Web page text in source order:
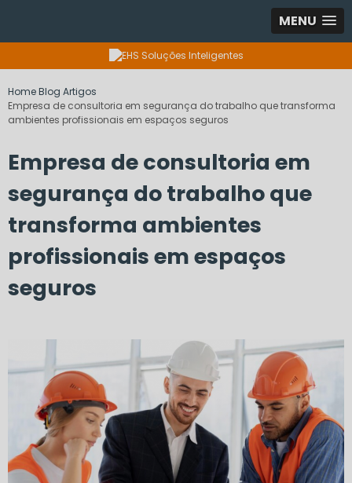
MENU
HomeBlog Artigos
Empresa de consultoria em segurança do trabalho que transforma
ambientes profissionais em espaços seguros
Empresa de consultoria em
segurança do trabalho que
transforma ambientes
profissionais em espaços
seguros